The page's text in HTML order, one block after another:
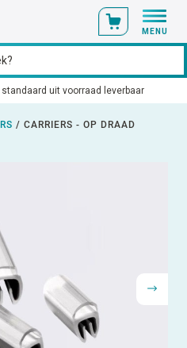
MENU
uit voorraad leverbaar
/ CARRIERS - OP DRAAD